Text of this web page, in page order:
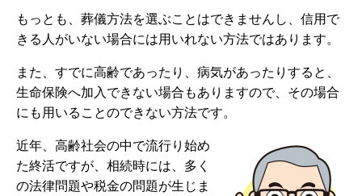
もっとも、葬儀方法を選ぶことはできませんし、信用で
きる人がいない場合には用いれない方法ではあります。
また、すでに高齢であったり、病気があったりすると、
生命保険へ加入できない場合もありますので、その場合
にも用いることのできない方法です。
近年、高齢社会の中で流行り始め
た終活ですが、相続時には、多く
の法律問題や税金の問題が生じま